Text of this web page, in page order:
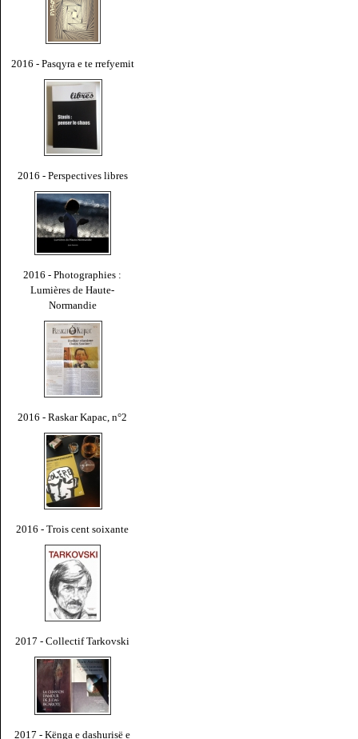
2016 - Pasqyra e te rrefyemit
2016 - Perspectives libres
2016 - Photographies :
Lumières de Haute-
Normandie
2016 - Raskar Kapac, n°2
2016 - Trois cent soixante
2017 - Collectif Tarkovski
2017 - Kënga e dashurisë e